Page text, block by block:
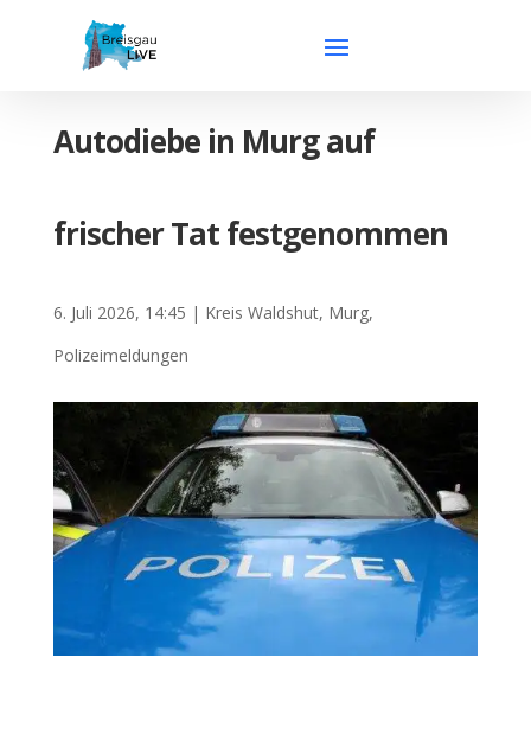
Autodiebe in Murg auf
frischer Tat festgenommen
6. Juli 2026, 14:45 | Kreis Waldshut, Murg,
Polizeimeldungen